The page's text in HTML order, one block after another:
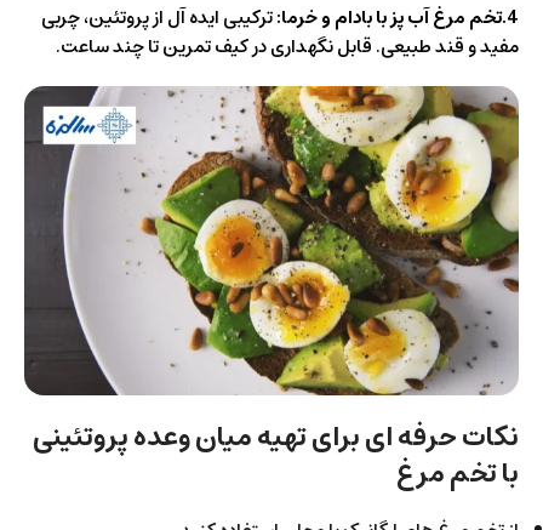
4.تخم مرغ آب پز با بادام و خرما:
ترکیبی ایده آل از پروتئین، چربی
مفید و قند طبیعی. قابل نگهداری در کیف تمرین تا چند ساعت.
نکات حرفه ای برای تهیه میان وعده پروتئینی
با تخم مرغ